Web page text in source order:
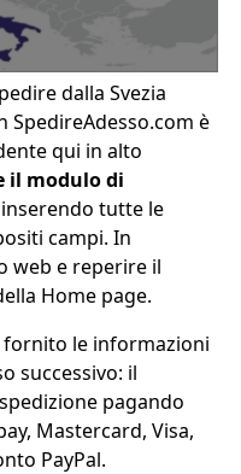
dalla Svezia
SpedireAdesso.com è
qui in alto
il modulo di
tutte le
campi. In
web e reperire il
Home page.
fornito le informazioni
successivo: il
pagando
Mastercard, Visa,
PayPal.